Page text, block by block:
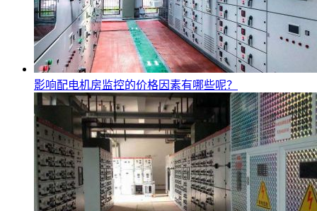
影响配电机房监控的价格因素有哪些呢？